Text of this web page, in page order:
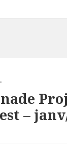
:
–